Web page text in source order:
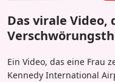
Das virale Video,
Ein Video, das eine Frau
Kennedy International